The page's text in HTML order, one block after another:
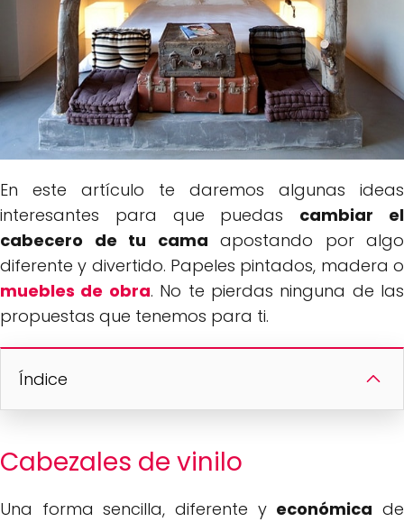
En este artículo te daremos algunas ideas
interesantes para que puedas cambiar el
cabecero de tu cama apostando por algo
diferente y divertido. Papeles pintados, madera o
muebles de obra. No te pierdas ninguna de las
propuestas que tenemos para ti.
Índice
Cabezales de vinilo
Una forma sencilla, diferente y económica de